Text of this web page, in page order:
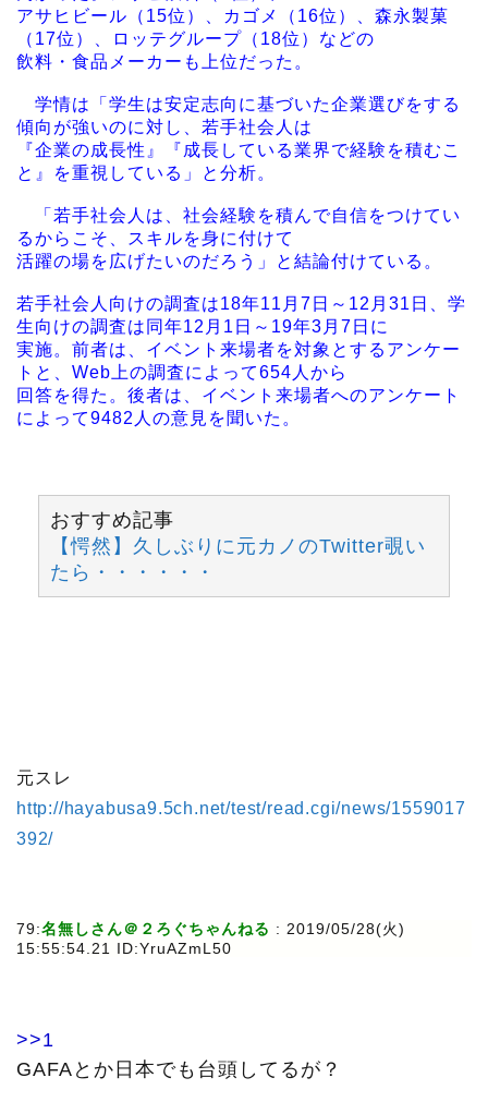
アサヒビール（15位）、カゴメ（16位）、森永製菓
（17位）、ロッテグループ（18位）などの
飲料・食品メーカーも上位だった。
学情は「学生は安定志向に基づいた企業選びをする
傾向が強いのに対し、若手社会人は
『企業の成長性』『成長している業界で経験を積むこ
と』を重視している」と分析。
「若手社会人は、社会経験を積んで自信をつけてい
るからこそ、スキルを身に付けて
活躍の場を広げたいのだろう」と結論付けている。
若手社会人向けの調査は18年11月7日～12月31日、学
生向けの調査は同年12月1日～19年3月7日に
実施。前者は、イベント来場者を対象とするアンケー
トと、Web上の調査によって654人から
回答を得た。後者は、イベント来場者へのアンケート
によって9482人の意見を聞いた。
おすすめ記事
【愕然】久しぶりに元カノのTwitter覗い
たら・・・・・・
元スレ
http://hayabusa9.5ch.net/test/read.cgi/news/1559017
392/
79:名無しさん＠２ろぐちゃんねる : 2019/05/28(火)
15:55:54.21 ID:YruAZmL50
>>1
GAFAとか日本でも台頭してるが？